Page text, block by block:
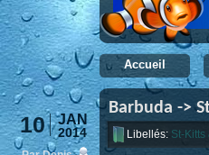
Accueil
JAN
2014
10
Barbuda ->
Libellés: St-Kitts